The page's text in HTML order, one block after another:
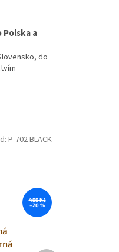
Polska a
do
499 Kč
–20 %
P-702 BLACK